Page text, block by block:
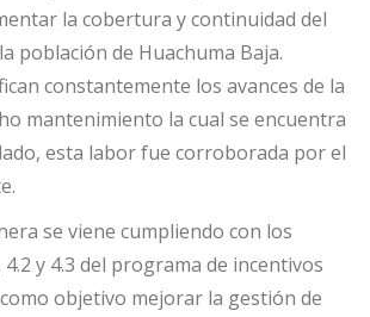
la cobertura y continuidad del
población de Huachuma Baja.
constantemente los avances de la
mantenimiento la cual se encuentra
esta labor fue corroborada por el
se viene cumpliendo con los
4.2 y 4.3 del programa de incentivos
objetivo mejorar la gestión de